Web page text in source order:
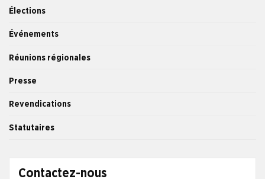
Élections
Événements
Réunions régionales
Presse
Revendications
Statutaires
Contactez-nous